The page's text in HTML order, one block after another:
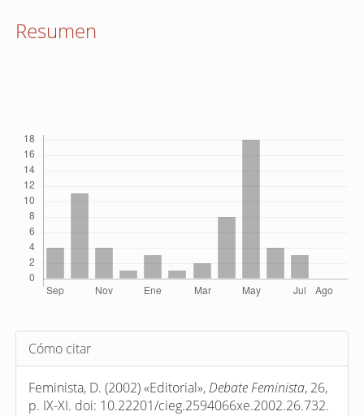
del
Resumen
Detalles
del
artículo
Cómo citar
Feminista, D. (2002) «Editorial», Debate Feminista, 26,
p. IX-XI. doi: 10.22201/cieg.2594066xe.2002.26.732.